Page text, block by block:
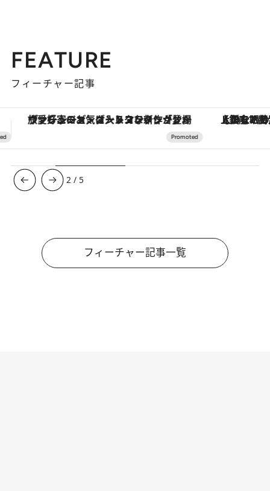
FEATURE
フィーチャー記事
【銀座で出合う最旬美容】美髪ケアや上質な眠り…セルフケアのアップデートから、特別な名入れギフトまで。大人のための「ReFa GINZA」クルーズ 【夏限定ディナーコース】旬を
3 / 5
フィーチャー記事一覧